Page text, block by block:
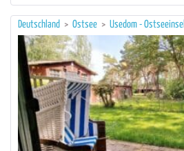
Deutschland > Ostsee > Usedom - Ostseeinsel